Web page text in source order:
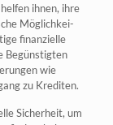
ihnen, ihre
Mög­lich­kei­
finan­zi­el­le
Begüns­tig­ten
wie
zu Krediten.
Sicher­heit, um